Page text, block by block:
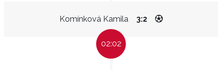
Komínková Kamila 3:2
02:02